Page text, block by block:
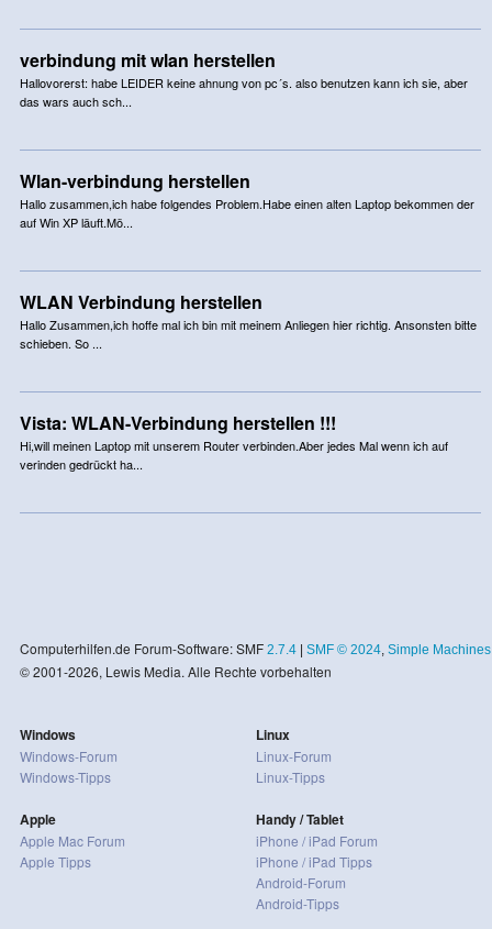
verbindung mit wlan herstellen
Hallovorerst: habe LEIDER keine ahnung von pc´s. also benutzen kann ich sie, aber
das wars auch sch...
Wlan-verbindung herstellen
Hallo zusammen,ich habe folgendes Problem.Habe einen alten Laptop bekommen der
auf Win XP läuft.Mö...
WLAN Verbindung herstellen
Hallo Zusammen,ich hoffe mal ich bin mit meinem Anliegen hier richtig. Ansonsten bitte
schieben. So ...
Vista: WLAN-Verbindung herstellen !!!
Hi,will meinen Laptop mit unserem Router verbinden.Aber jedes Mal wenn ich auf
verinden gedrückt ha...
Computerhilfen.de Forum-Software: SMF 2.7.4| SMF © 2024, Simple Machines
© 2001-2026, Lewis Media. Alle Rechte vorbehalten
Windows
Windows-Forum
Windows-Tipps
Apple
Apple Mac Forum
Apple Tipps
Linux
Linux-Forum
Linux-Tipps
Handy / Tablet
iPhone / iPad Forum
iPhone / iPad Tipps
Android-Forum
Android-Tipps